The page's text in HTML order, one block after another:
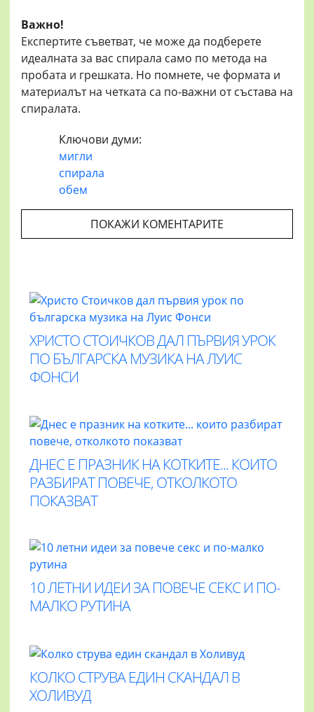
Важно!
Експертите съветват, че може да подберете
идеалната за вас спирала само по метода на
пробата и грешката. Но помнете, че формата и
материалът на четката са по-важни от състава на
спиралата.
Ключови думи:
мигли
спирала
обем
ПОКАЖИ КОМЕНТАРИТЕ
ХРИСТО СТОИЧКОВ ДАЛ ПЪРВИЯ УРОК
ПО БЪЛГАРСКА МУЗИКА НА ЛУИС
ФОНСИ
ДНЕС Е ПРАЗНИК НА КОТКИТЕ... КОИТО
РАЗБИРАТ ПОВЕЧЕ, ОТКОЛКОТО
ПОКАЗВАТ
10 ЛЕТНИ ИДЕИ ЗА ПОВЕЧЕ СЕКС И ПО-
МАЛКО РУТИНА
КОЛКО СТРУВА ЕДИН СКАНДАЛ В
ХОЛИВУД